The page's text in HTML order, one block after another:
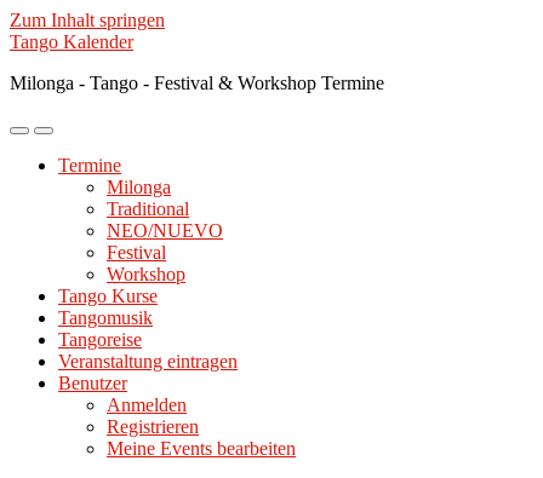
Zum Inhalt springen
Tango Kalender
Milonga - Tango - Festival & Workshop Termine
Mobile-
ein-/ausblenden
Suchfeld
ein-/ausblenden
Termine
Milonga
Traditional
NEO/NUEVO
Festival
Workshop
Tango Kurse
Tangomusik
Tangoreise
Veranstaltung eintragen
Benutzer
Anmelden
Registrieren
Meine Events bearbeiten